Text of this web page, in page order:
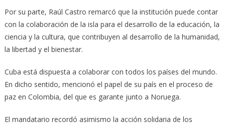
Por su parte, Raúl Castro remarcó que la institución puede contar
con la colaboración de la isla para el desarrollo de la educación, la
ciencia y la cultura, que contribuyen al desarrollo de la humanidad,
la libertad y el bienestar.
Cuba está dispuesta a colaborar con todos los países del mundo.
En dicho sentido, mencionó el papel de su país en el proceso de
paz en Colombia, del que es garante junto a Noruega.
El mandatario recordó asimismo la acción solidaria de los